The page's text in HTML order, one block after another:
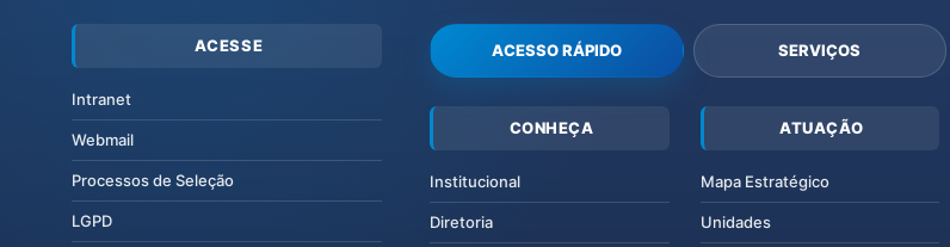
ACESSE
Intranet
Webmail
Processos de Seleção
LGPD
ACESSO RÁPIDO SERVIÇOS
CONHEÇA
Institucional
Diretoria
ATUAÇÃO
Mapa Estratégico
Unidades